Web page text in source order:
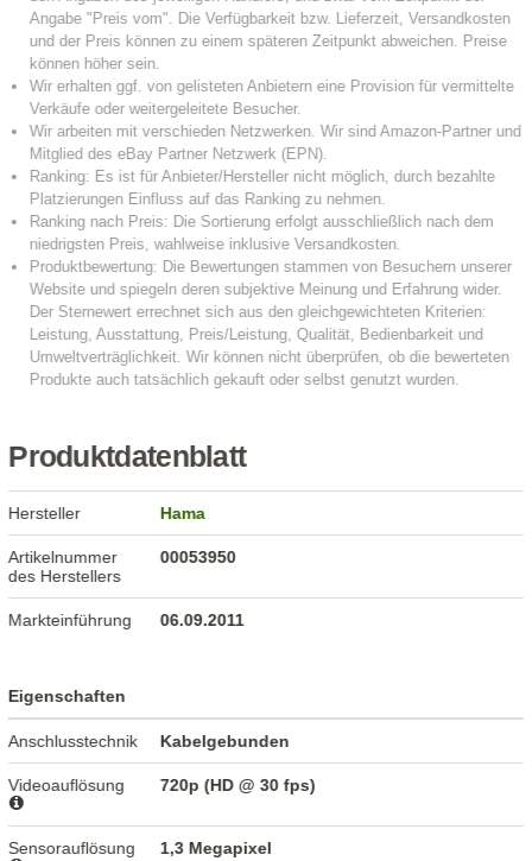
Produktdatenblatt
Hersteller Hama
Artikelnummer
des Herstellers
00053950
Markteinführung 06.09.2011
Eigenschaften
Anschlusstechnik Kabelgebunden
Videoauflösung 720p (HD @ 30 fps)
Sensorauflösung 1,3 Megapixel